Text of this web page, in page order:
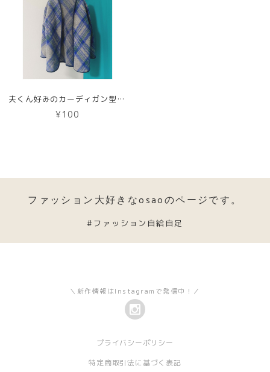
夫くん好みのカーディガン型紙【DL版】
¥100
ファッション大好きなosaoのページです。
#ファッション自給自足
＼新作情報はInstagramで発信中！／
プライバシーポリシー
特定商取引法に基づく表記